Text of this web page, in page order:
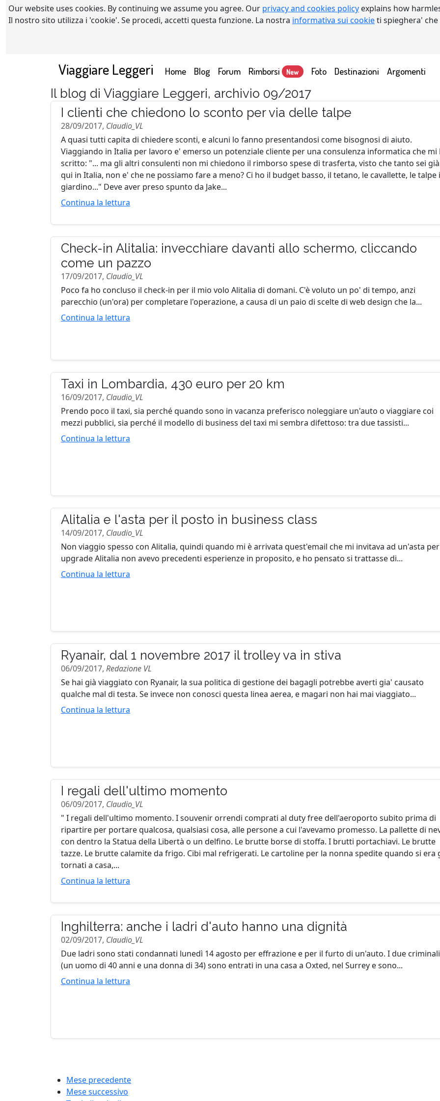
Our website uses cookies. By continuing we assume you agree. Our privacy and cookies policy explains how
Il nostro sito utilizza i 'cookie'. Se procedi, accetti questa funzione. La nostra informativa sui cookieti spieghera'
Viaggiare Leggeri Home(current)
Blog Forum Rimborsi New Foto Destinazioni Argomenti
Il blog di Viaggiare Leggeri, archivio 09/2017
I clienti che chiedono lo sconto per via delle talpe
28/09/2017, Claudio_VL
A quasi tutti capita di chiedere sconti, e alcuni lo fanno presentandosi come bisognosi di aiuto.
Viaggiando in Italia per lavoro e' emerso un potenziale cliente per una consulenza informatica che mi
scritto: "... ma gli altri consulenti non mi chiedono il rimborso spese di trasferta, visto che tanto sei già
qui in Italia, non e' che ne possiamo fare a meno? Ci ho il budget basso, il tetano, le cavallette, le talpe
giardino..." Deve aver preso spunto da Jake...
Continua la lettura
Check-in Alitalia: invecchiare davanti allo schermo, cliccando
come un pazzo
17/09/2017, Claudio_VL
Poco fa ho concluso il check-in per il mio volo Alitalia di domani. C'è voluto un po' di tempo, anzi
parecchio (un'ora) per completare l'operazione, a causa di un paio di scelte di web design che la...
Continua la lettura
Taxi in Lombardia, 430 euro per 20 km
16/09/2017, Claudio_VL
Prendo poco il taxi, sia perché quando sono in vacanza preferisco noleggiare un'auto o viaggiare coi
mezzi pubblici, sia perché il modello di business del taxi mi sembra difettoso: tra due tassisti...
Continua la lettura
Alitalia e l'asta per il posto in business class
14/09/2017, Claudio_VL
Non viaggio spesso con Alitalia, quindi quando mi è arrivata quest'email che mi invitava ad un'asta
upgrade Alitalia non avevo precedenti esperienze in proposito, e ho pensato si trattasse di...
Continua la lettura
Ryanair, dal 1 novembre 2017 il trolley va in stiva
06/09/2017, Redazione VL
Se hai già viaggiato con Ryanair, la sua politica di gestione dei bagagli potrebbe averti gia' causato
qualche mal di testa. Se invece non conosci questa linea aerea, e magari non hai mai viaggiato...
Continua la lettura
I regali dell'ultimo momento
06/09/2017, Claudio_VL
" I regali dell'ultimo momento. I souvenir orrendi comprati al duty free dell'aeroporto subito prima di
ripartire per portare qualcosa, qualsiasi cosa, alle persone a cui l'avevamo promesso. La pallette di
con dentro la Statua della Libertà o un delfino. Le brutte borse di stoffa. I brutti portachiavi. Le brutte
tazze. Le brutte calamite da frigo. Cibi mal refrigerati. Le cartoline per la nonna spedite quando si era
tornati a casa,...
Continua la lettura
Inghilterra: anche i ladri d'auto hanno una dignità
02/09/2017, Claudio_VL
Due ladri sono stati condannati lunedì 14 agosto per effrazione e per il furto di un'auto. I due criminali
(un uomo di 40 anni e una donna di 34) sono entrati in una casa a Oxted, nel Surrey e sono...
Continua la lettura
Mese precedente
Mese successivo